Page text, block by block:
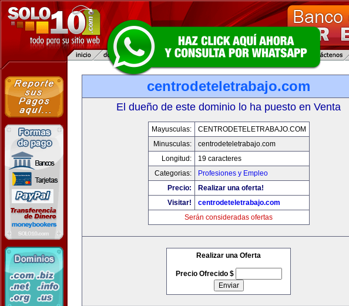
centrodeteletrabajo.com
El dueño de este dominio lo ha puesto en Venta
Mayusculas:
CENTRODETELETRABAJO.COM
Minusculas:
centrodeteletrabajo.com
Longitud:
19 caracteres
Categorias:
Profesiones y Empleo
Precio:
Realizar una oferta!
Visitar!
centrodeteletrabajo.com
Serán consideradas ofertas
Realizar una Oferta
Precio Ofrecido $